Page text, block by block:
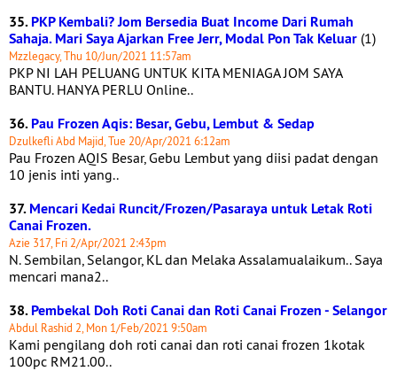
35.PKP Kembali? Jom Bersedia Buat Income Dari Rumah
Sahaja. Mari Saya Ajarkan Free Jerr, Modal Pon Tak Keluar (1)
Mzzlegacy, Thu 10/Jun/2021 11:57am
PKP NI LAH PELUANG UNTUK KITA MENIAGA JOM SAYA
BANTU. HANYA PERLU Online..
36.Pau Frozen Aqis: Besar, Gebu, Lembut & Sedap
Dzulkefli Abd Majid, Tue 20/Apr/2021 6:12am
Pau Frozen AQIS Besar, Gebu Lembut yang diisi padat dengan
10 jenis inti yang..
37.Mencari Kedai Runcit/Frozen/Pasaraya untuk Letak Roti
Canai Frozen.
Azie 317, Fri 2/Apr/2021 2:43pm
N. Sembilan, Selangor, KL dan Melaka Assalamualaikum.. Saya
mencari mana2..
38.Pembekal Doh Roti Canai dan Roti Canai Frozen - Selangor
Abdul Rashid 2, Mon 1/Feb/2021 9:50am
Kami pengilang doh roti canai dan roti canai frozen 1kotak
100pc RM21.00..